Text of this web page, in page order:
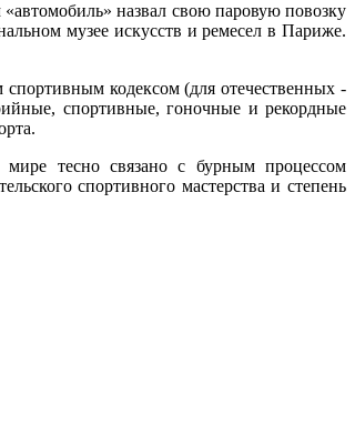
назвал свою паровую повозку
музее искусств и ремесел в Париже.
кодексом (для отечественных -
спортивные, гоночные и рекордные
тесно связано с бурным процессом
спортивного мастерства и степень